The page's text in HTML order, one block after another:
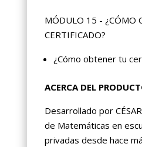
MÓDULO 15 - ¿CÓMO
CERTIFICADO?
¿Cómo obtener tu
ACERCA DEL
Desarrollado por
de Matemáticas en
privadas desde hace